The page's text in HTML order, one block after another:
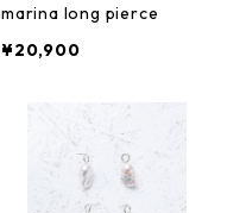
marina long pierce
¥20,900